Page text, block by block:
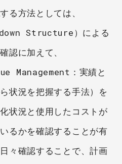
る方法としては、
Structure）による
認に加えて、
Management：実績と
状況を把握する手法）を
状況と使用したコストが
るかを確認することが有
々確認することで、計画